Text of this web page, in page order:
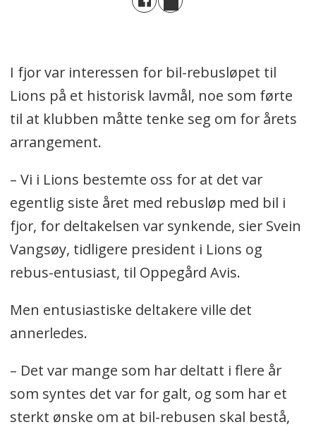
I fjor var interessen for bil-rebusløpet til
Lions på et historisk lavmål, noe som førte
til at klubben måtte tenke seg om for årets
arrangement.
– Vi i Lions bestemte oss for at det var
egentlig siste året med rebusløp med bil i
fjor, for deltakelsen var synkende, sier Svein
Vangsøy, tidligere president i Lions og
rebus-entusiast, til Oppegård Avis.
Men entusiastiske deltakere ville det
annerledes.
– Det var mange som har deltatt i flere år
som syntes det var for galt, og som har et
sterkt ønske om at bil-rebusen skal bestå,